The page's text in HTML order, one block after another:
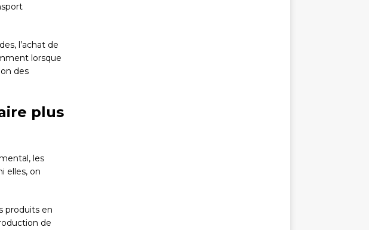
l’achat de
lorsque
des
plus
les
elles, on
produits en
de